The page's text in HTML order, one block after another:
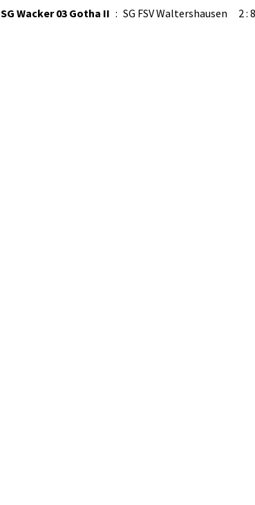
SG Wacker 03 Gotha II : SG FSV Waltershausen 2 : 8